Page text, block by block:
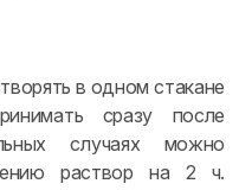
в одном стакане
сразу после
случаях можно
раствор на 2 ч.